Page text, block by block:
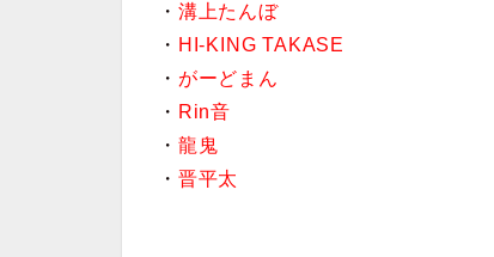
・ 溝上たんぼ
・ HI-KING TAKASE
・ がーどまん
・ Rin音
・ 龍鬼
・ 晋平太